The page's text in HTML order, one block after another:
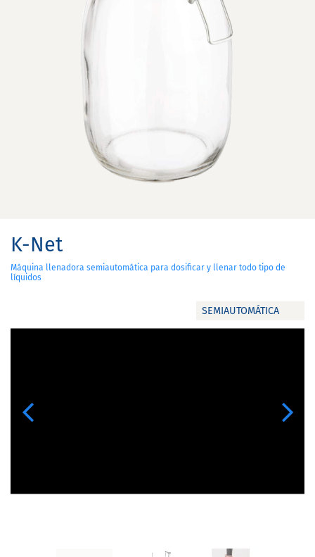
SEMIAUTOMÁTICA
Previous Next
K-Net
Máquina llenadora semiautomática para dosificar y llenar todo tipo de
líquidos